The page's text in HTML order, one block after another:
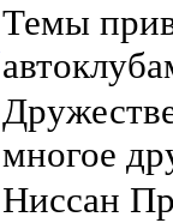
Темы
многое
Ниссан